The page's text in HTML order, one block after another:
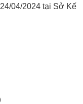
vppbentre.vn
04/2024 tại Sở Kế